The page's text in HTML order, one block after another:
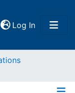
Log In(current)